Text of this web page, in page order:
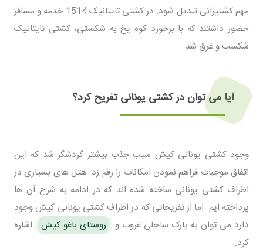
مهم کشتیرانی تبدیل شود. در کشتی تایتانیک 1514 خدمه و مسافر
حضور داشتند که با برخورد کوه یخ به شکستی، کشتی تایتانیک
شکست و غرق شد.
آیا می توان در کشتی یونانی تفریح کرد؟
وجود کشتی یونانی کیش سبب جذب بیشتر گردشگر شد که این
اتفاق موجبات فراهم نمودن امکانات را رقم زد. هتل های بسیاری در
اطراف کشتی یونانی ساخته شده اند که در ادامه به شرح آن ها
پرداخته ایم. اما از تفریحاتی که در اطراف کشتی یونانی کیش وجود
دارد می توان به پارک ساحلی غروب و
روستای باغو کیش
اشاره
کرد.